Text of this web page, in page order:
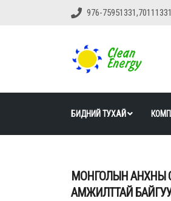
976-75951331,70111331
БИДНИЙ ТУХАЙ
МОНГОЛЫН АНХНЫ
АМЖИЛТТАЙ